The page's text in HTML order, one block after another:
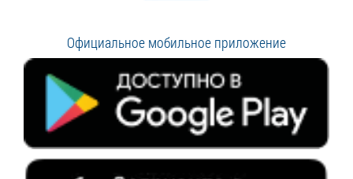
Официальное мобильное приложение